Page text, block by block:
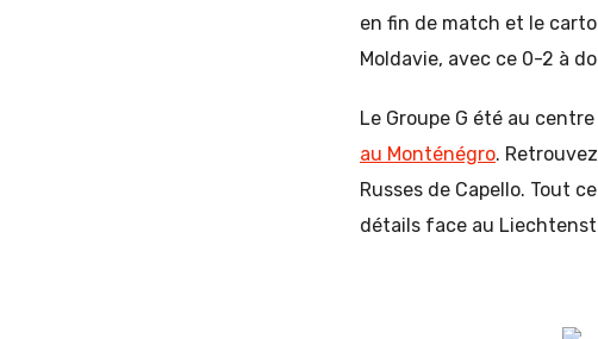
en fin de match et le
Moldavie, avec ce 0-2 à
Le Groupe G été au
au Monténégro.
Russes de Capello. Tout
détails face au